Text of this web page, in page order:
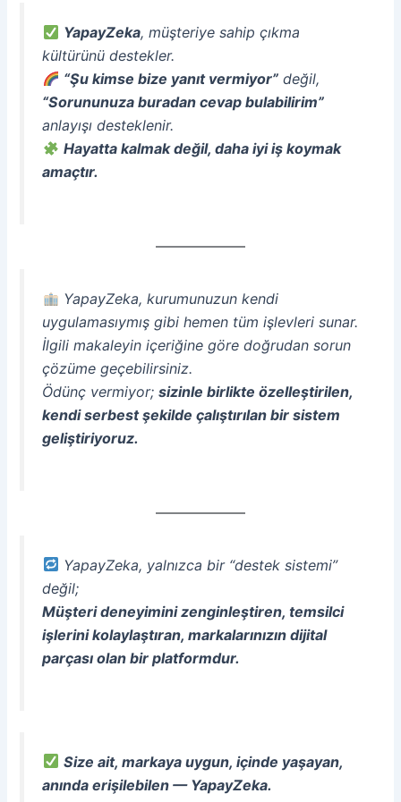
YapayZeka, müşteriye sahip çıkma
kültürünü destekler.
“Şu kimse bize yanıt vermiyor”değil,
“Sorununuza buradan cevap bulabilirim”
anlayışı desteklenir.
Hayatta kalmak değil, daha iyi iş koymak
amaçtır.
YapayZeka, kurumunuzun kendi
uygulamasıymış gibi hemen tüm işlevleri sunar.
İlgili makaleyin içeriğine göre doğrudan sorun
çözüme geçebilirsiniz.
Ödünç vermiyor;sizinle birlikte özelleştirilen,
kendi serbest şekilde çalıştırılan bir sistem
geliştiriyoruz.
YapayZeka, yalnızca bir “destek sistemi”
değil;
Müşteri deneyimini zenginleştiren, temsilci
işlerini kolaylaştıran, markalarınızın dijital
parçası olan bir platformdur.
Size ait, markaya uygun, içinde yaşayan,
anında erişilebilen — YapayZeka.